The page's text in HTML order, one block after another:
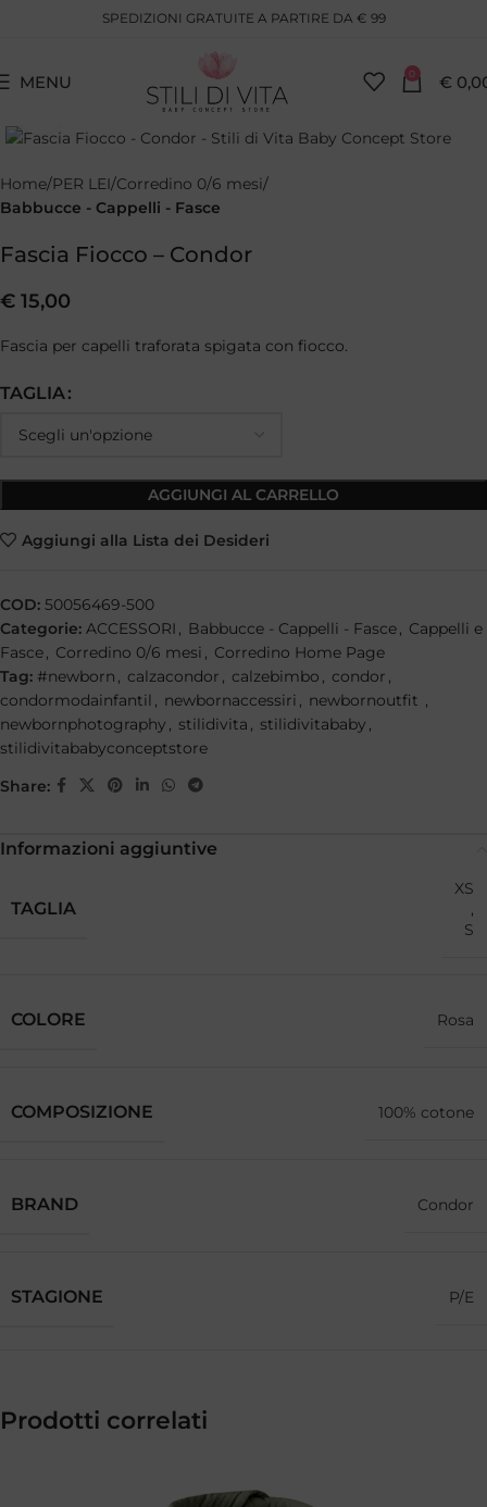
SPEDIZIONI GRATUITE A PARTIRE DA € 99
MENU 0 €
Clicca per ingrandire
Home PER LEI Corredino 0/6 mesi
Babbucce - Cappelli - Fasce
Fascia Fiocco – Condor
€ 15,00
Fascia per capelli traforata spigata con fiocco.
TAGLIA
AGGIUNGI AL CARRELLO
Aggiungi alla Lista dei Desideri
COD: 50056469-500
Categorie: ACCESSORI , Babbucce - Cappelli - Fasce, Cappelli e
Fasce, Corredino 0/6 mesi , Corredino Home Page
Tag: #newborn , calzacondor , calzebimbo , condor ,
condormodainfantil , newbornaccessiri , newbornoutfit ,
newbornphotography , stilidivita , stilidivitababy ,
stilidivitababyconceptstore
Share:
Informazioni aggiuntive
TAGLIA
XS
,
S
COLORE Rosa
COMPOSIZIONE 100% cotone
BRAND Condor
STAGIONE P/E
Prodotti correlati